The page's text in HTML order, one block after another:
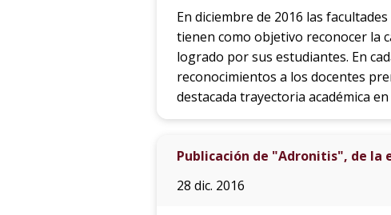
En diciembre de 2016 las
tienen como objetivo reconocer la
logrado por sus estudiantes. En
reconocimientos a los docentes
destacada trayectoria académica
Publicación de "Adronitis", de
28 dic. 2016